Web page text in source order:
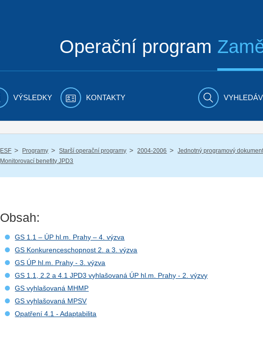
Operační program
VÝSLEDKY KONTAKTY
ESF / Programy / Starší operační programy / 2004-2006 / Jednotný programový
Monitorovací benefity JPD3
Obsah:
GS 1.1 – ÚP hl.m. Prahy – 4. výzva
GS Konkurenceschopnost 2. a 3. výzva
GS ÚP hl.m. Prahy - 3. výzva
GS 1.1, 2.2 a 4.1 JPD3 vyhlašovaná ÚP hl.m. Prahy - 2. výzvy
GS vyhlašovaná MHMP
GS vyhlašovaná MPSV
Opatření 4.1 - Adaptabilita